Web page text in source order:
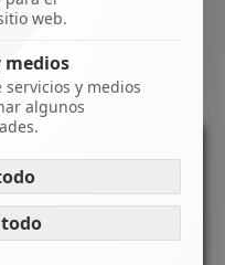
Canarias.
con nosotros!
web.
medios
y medios
algunos